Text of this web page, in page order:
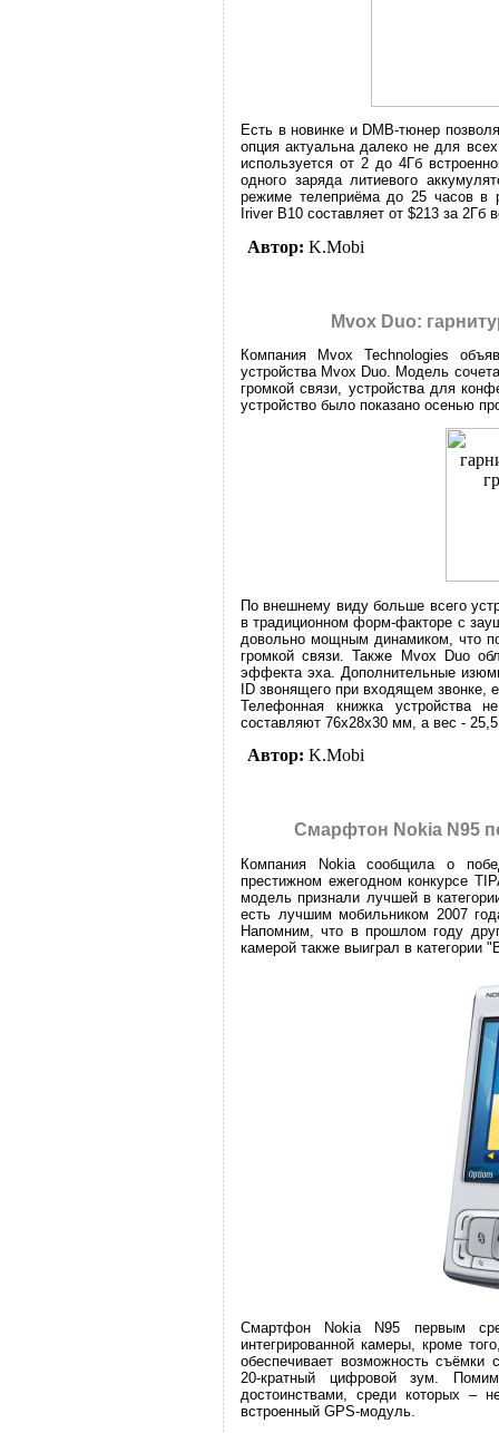
Есть в новинке и DMB-тюнер
опция актуальна далеко не для
используется от 2 до 4Гб
одного заряда литиевого
режиме телеприёма до 25 часов в
Iriver B10 составляет от $213 за 2Гб
Автор: K.Mobi
Mvox Duo:
Компания Mvox Technologies
устройства Mvox Duo. Модель
громкой связи, устройства для
устройство было показано осенью
По внешнему виду больше всего
в традиционном форм-факторе с
довольно мощным динамиком, что
громкой связи. Также Mvox Duo
эффекта эха. Дополнительные
ID звонящего при входящем звонке,
Телефонная книжка устройства
составляют 76х28х30 мм, а вес -
Автор: K.Mobi
Смарфтон Nokia N95
Компания Nokia сообщила о
престижном ежегодном конкурсе
модель признали лучшей в
есть лучшим мобильником 2007
Напомним, что в прошлом году
камерой также выиграл в категории
Смартфон Nokia N95 первым
интегрированной камеры, кроме
обеспечивает возможность съёмки
20-кратный цифровой зум.
достоинствами, среди которых –
встроенный GPS-модуль.